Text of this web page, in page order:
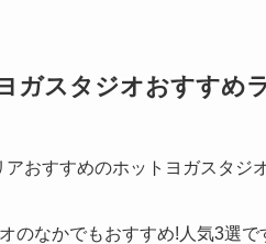
ガスタジオおすすめ
アおすすめのホットヨガスタジ
のなかでもおすすめ!人気3選で